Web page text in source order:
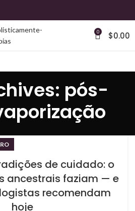
0 $0.00
pós-
de cuidado: o
ancestrais faziam — e
recomendam
hoje